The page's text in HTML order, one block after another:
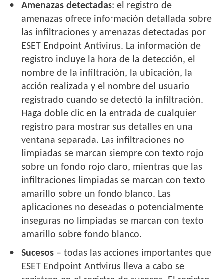
Amenazas detectadas: el registro de
amenazas ofrece información detallada sobre
las infiltraciones y amenazas detectadas por
ESET Endpoint Antivirus. La información de
registro incluye la hora de la detección, el
nombre de la infiltración, la ubicación, la
acción realizada y el nombre del usuario
registrado cuando se detectó la infiltración.
Haga doble clic en la entrada de cualquier
registro para mostrar sus detalles en una
ventana separada. Las infiltraciones no
limpiadas se marcan siempre con texto rojo
sobre un fondo rojo claro, mientras que las
infiltraciones limpiadas se marcan con texto
amarillo sobre un fondo blanco. Las
aplicaciones no deseadas o potencialmente
inseguras no limpiadas se marcan con texto
amarillo sobre fondo blanco.
Sucesos – todas las acciones importantes que
ESET Endpoint Antivirus lleva a cabo se